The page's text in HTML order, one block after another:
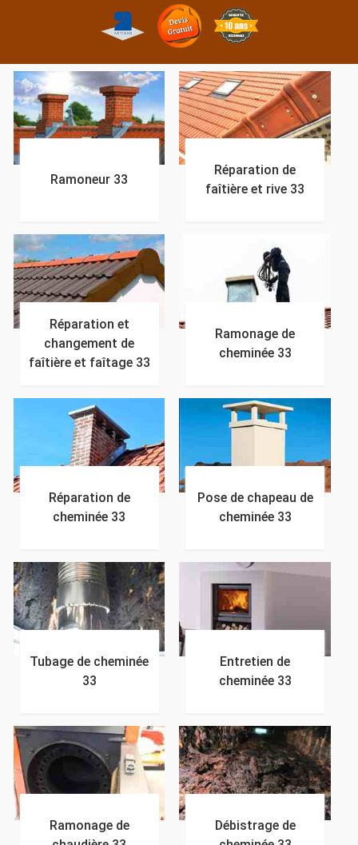
Ramoneur 33
Réparation de
faîtière et rive 33
Réparation et
changement de
faîtière et faîtage 33
Ramonage de
cheminée 33
Réparation de
cheminée 33
Pose de chapeau de
cheminée 33
Tubage de cheminée
33
Entretien de
cheminée 33
Ramonage de
Débistrage de